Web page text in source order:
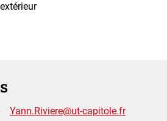
Yann.Riviere@ut-capitole.fr